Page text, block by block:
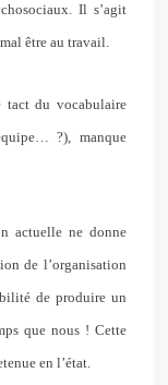
Il s’agit
être au travail.
tact du vocabulaire
?), manque
actuelle ne donne
de l’organisation
de produire un
que nous ! Cette
en l’état.